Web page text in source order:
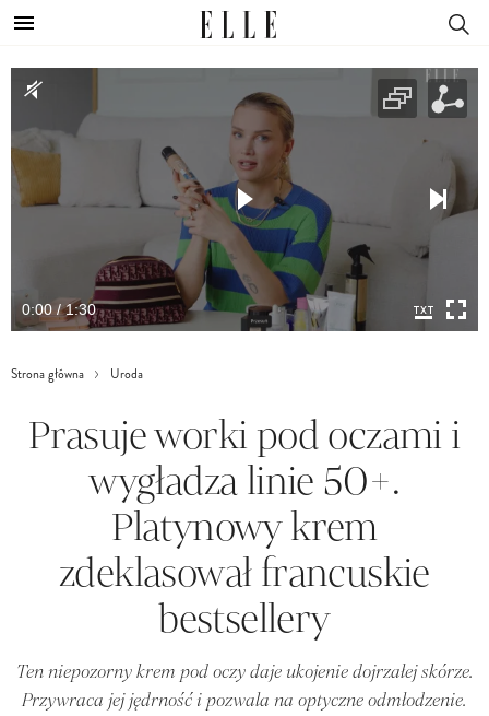
0:00 / 1:30
Strona główna Uroda
Prasuje worki pod oczami i
wygładza linie 50+.
Platynowy krem
zdeklasował francuskie
bestsellery
Ten niepozorny krem pod oczy daje ukojenie dojrzałej skórze.
Przywraca jej jędrność i pozwala na optyczne odmłodzenie.